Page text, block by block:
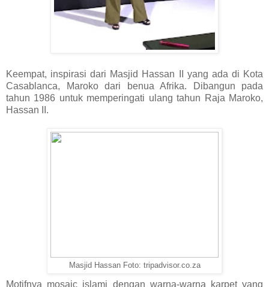
Keempat, inspirasi dari Masjid Hassan II yang ada di Kota
Casablanca, Maroko dari benua Afrika. Dibangun pada
tahun 1986 untuk memperingati ulang tahun Raja Maroko,
Hassan II.
Masjid Hassan Foto: tripadvisor.co.za
Motifnya mosaic islami dengan warna-warna karpet yang